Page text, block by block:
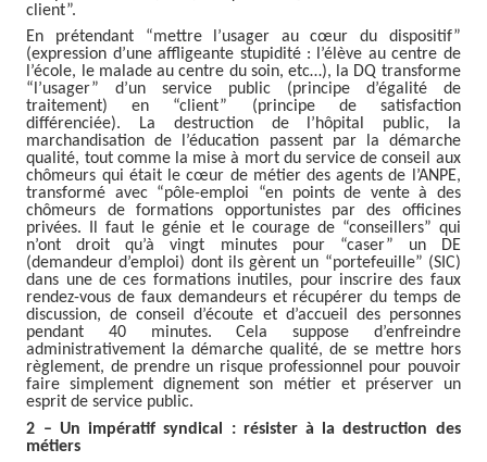
client”.
En prétendant “mettre l’usager au cœur du dispositif”
(expression d’une affligeante stupidité : l’élève au centre de
l’école, le malade au centre du soin, etc…), la DQ transforme
“l’usager” d’un service public (principe d’égalité de
traitement) en “client” (principe de satisfaction
différenciée). La destruction de l’hôpital public, la
marchandisation de l’éducation passent par la démarche
qualité, tout comme la mise à mort du service de conseil aux
chômeurs qui était le cœur de métier des agents de l’ANPE,
transformé avec “pôle-emploi “en points de vente à des
chômeurs de formations opportunistes par des officines
privées. Il faut le génie et le courage de “conseillers” qui
n’ont droit qu’à vingt minutes pour “caser” un DE
(demandeur d’emploi) dont ils gèrent un “portefeuille” (SIC)
dans une de ces formations inutiles, pour inscrire des faux
rendez-vous de faux demandeurs et récupérer du temps de
discussion, de conseil d’écoute et d’accueil des personnes
pendant 40 minutes. Cela suppose d’enfreindre
administrativement la démarche qualité, de se mettre hors
règlement, de prendre un risque professionnel pour pouvoir
faire simplement dignement son métier et préserver un
esprit de service public.
2 – Un impératif syndical : résister à la destruction des
métiers